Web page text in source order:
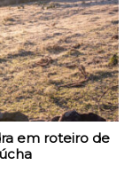
em roteiro de